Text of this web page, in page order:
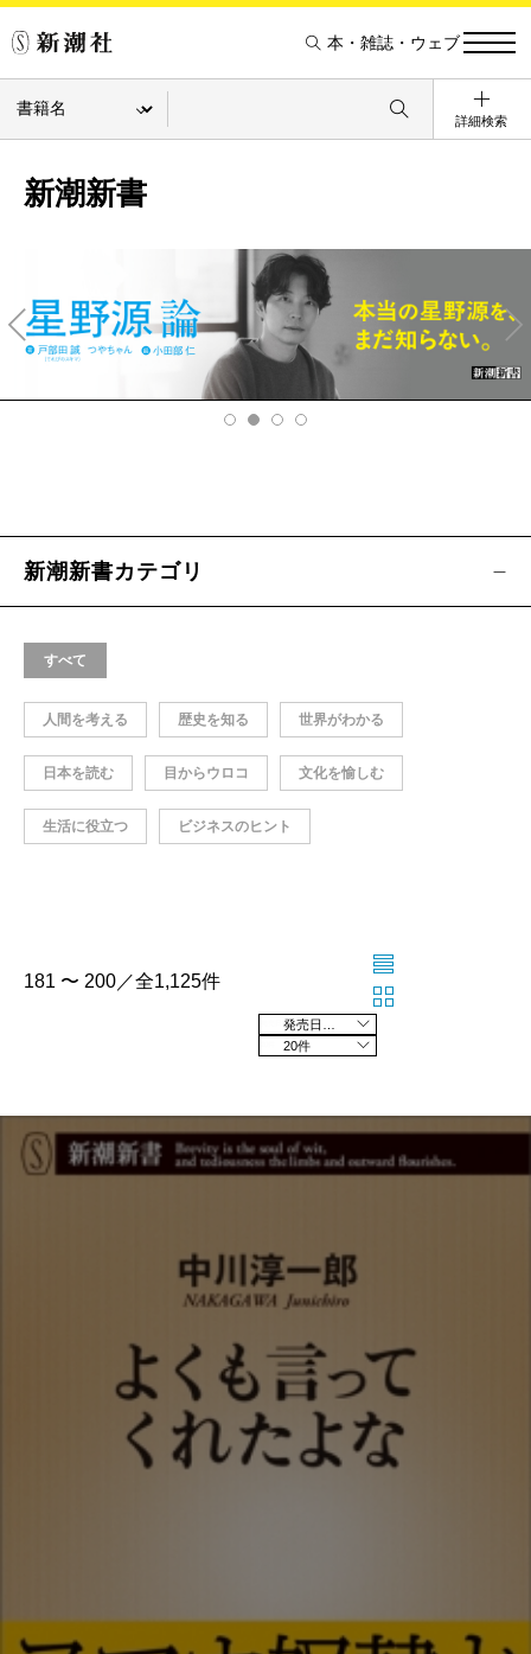
本・雑誌・ウェブ
詳細検索
新潮新書
v
Ne
xt
新潮新書カテゴリ
すべて
人間を考える 歴史を知る 世界がわかる
日本を読む 目からウロコ 文化を愉しむ
生活に役立つ ビジネスのヒント
181 〜 200／全1,125件
20件